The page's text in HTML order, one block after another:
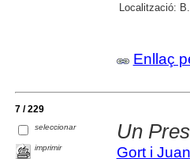
Localització:
Enllaç
7 / 229
seleccionar
imprimir
Un
Gort i